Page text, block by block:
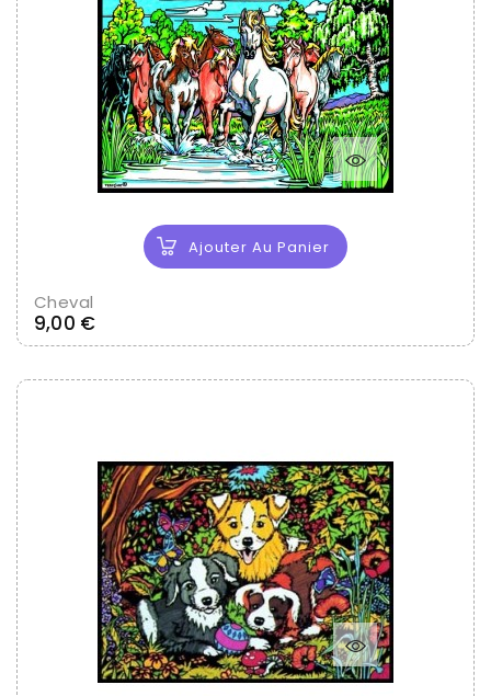
Ajouter Au Panier
Cheval
9,00 €Prix